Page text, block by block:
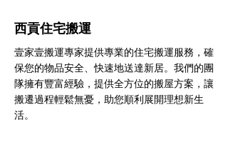
西貢住宅搬運
壹家壹搬運專家提供專業的住宅搬運服務，確
保您的物品安全、快速地送達新居。我們的團
隊擁有豐富經驗，提供全方位的搬屋方案，讓
搬遷過程輕鬆無憂，助您順利展開理想新生
活。